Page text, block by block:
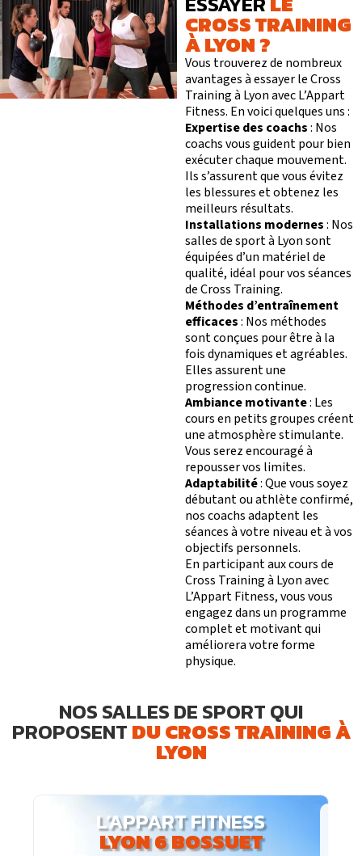
CROSS TRAINING
À LYON ?
Vous trouverez de nombreux
avantages à essayer le Cross
Training à Lyon avec L’Appart
Fitness. En voici quelques uns :
Expertise des coachs: Nos
coachs vous guident pour bien
exécuter chaque mouvement.
Ils s’assurent que vous évitez
les blessures et obtenez les
meilleurs résultats.
Installations modernes: Nos
salles de sport à Lyon sont
équipées d’un matériel de
qualité, idéal pour vos séances
de Cross Training.
Méthodes d’entraînement
efficaces: Nos méthodes
sont conçues pour être à la
fois dynamiques et agréables.
Elles assurent une
progression continue.
Ambiance motivante: Les
cours en petits groupes créent
une atmosphère stimulante.
Vous serez encouragé à
repousser vos limites.
Adaptabilité: Que vous soyez
débutant ou athlète confirmé,
nos coachs adaptent les
séances à votre niveau et à vos
objectifs personnels.
En participant aux cours de
Cross Training à Lyon avec
L’Appart Fitness, vous vous
engagez dans un programme
complet et motivant qui
améliorera votre forme
physique.
NOS SALLES DE SPORT QUI
PROPOSENTDU CROSS TRAINING À
LYON
Horaires d’ouverture
Du lundi au dimanche : 6h-23h
L’APPART FITNESS
LYON 6 BOSSUET